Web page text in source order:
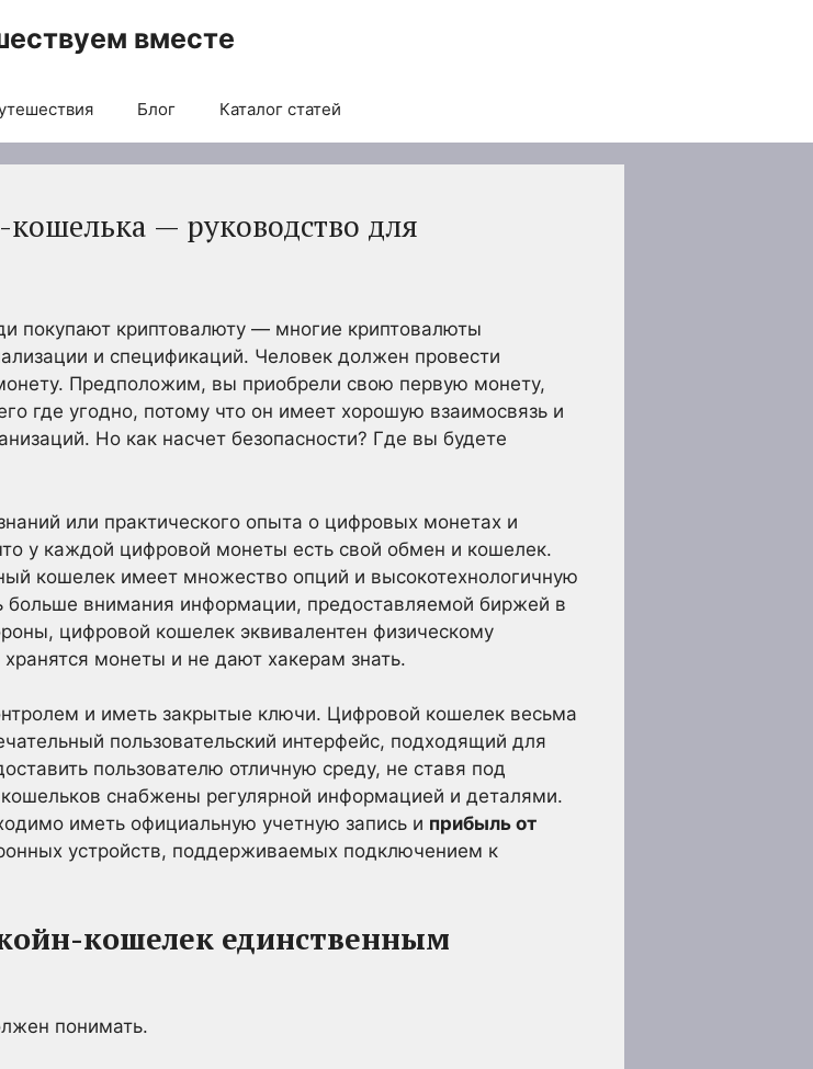
вместе
Блог Каталог статей
— руководство для
покупают криптовалюту — многие криптовалюты
и спецификаций. Человек должен провести
Предположим, вы приобрели свою первую монету,
где угодно, потому что он имеет хорошую взаимосвязь и
Но как насчет безопасности? Где вы будете
или практического опыта о цифровых монетах и
у каждой цифровой монеты есть свой обмен и кошелек.
кошелек имеет множество опций и высокотехнологичную
больше внимания информации, предоставляемой биржей в
цифровой кошелек эквивалентен физическому
монеты и не дают хакерам знать.
и иметь закрытые ключи. Цифровой кошелек весьма
пользовательский интерфейс, подходящий для
пользователю отличную среду, не ставя под
снабжены регулярной информацией и деталями.
иметь официальную учетную запись и прибыль от
устройств, поддерживаемых подключением к
кошелек единственным
понимать.